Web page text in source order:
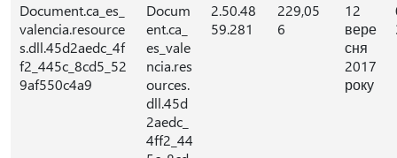
Document.ca_es_
valencia.resource
s.dll.45d2aedc_4f
f2_445c_8cd5_52
9af550c4a9
Docum
ent.ca_
es_vale
ncia.res
ources.
dll.45d
2aedc_
4ff2_44
2.50.48
59.281
229,05
6
12
вере
сня
2017
року